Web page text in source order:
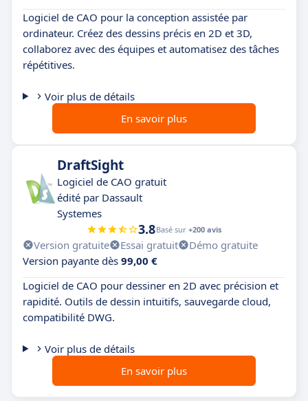
Logiciel de CAO pour la conception assistée par
ordinateur. Créez des dessins précis en 2D et 3D,
collaborez avec des équipes et automatisez des tâches
répétitives.
Voir plus de détails
En savoir plus
DraftSight
Logiciel de CAO gratuit
édité par Dassault
Systemes
3.8Basé sur +200 avis
Version gratuite Essai gratuit
Démo gratuite
Version payante dès 99,00 €
Logiciel de CAO pour dessiner en 2D avec précision et
rapidité. Outils de dessin intuitifs, sauvegarde cloud,
compatibilité DWG.
Voir plus de détails
En savoir plus